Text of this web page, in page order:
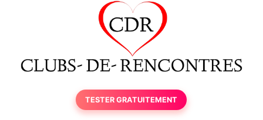
TESTER GRATUITEMENT